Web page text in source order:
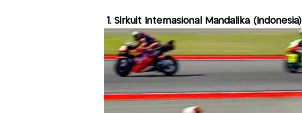
1. Sirkuit Internasional Mandalika (Indonesia)